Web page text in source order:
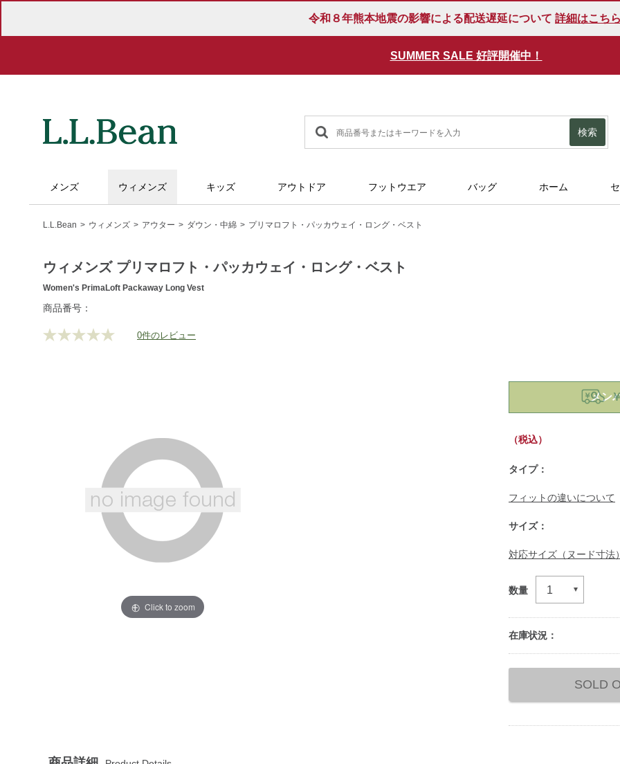
令和８年熊本地震の影響による配送遅延について 詳細はこちら
SUMMER SALE 好評開催中！
検索
メンズ ウィメンズ キッズ アウトドア フットウエア バッグ ホーム
L.L.Bean ウィメンズ アウター ダウン・中綿 プリマロフト・パッカウェイ・ロング・ベスト
ウィメンズ プリマロフト・パッカウェイ・ロング・ベスト
Women's PrimaLoft Packaway Long Vest
https://www.llbean.co.jp/womens/outer/down/g/P121518.html
商品番号：
評
ジ
リ
0件のレビュー
Click to zoom
https://www.llbean.co.jp/
メン
（税込）
タイプ：
フィットの違いについて
サイズ：
対応サイズ（ヌード寸法）
数量
在庫状況：
options
SOLD